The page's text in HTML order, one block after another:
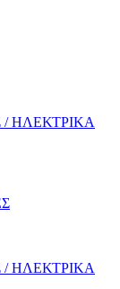
ΗΛΕΚΤΡΙΚΑ
ΗΛΕΚΤΡΙΚΑ